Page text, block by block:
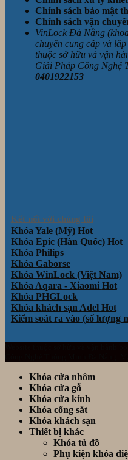
Chính sách bảo mật
Chính sách vận
VinLock Đà Nẵng
chuyên cung cấp và
thuộc sở hữu và vận
Giải Pháp Công Nghệ
0401922153
Kết nối với chúng tôi
Khóa Yale (Mỹ)
Khóa Epic (Hàn Quốc)
Khóa Philips
Khóa Gaborse
Khóa WinLock (Việt Nam)
Khóa Aqara - Xiaomi
Khóa PHGLock
Khóa khách sạn Adel
Kiểm soát ra vào (số lượng
Khóa cửa nhôm
Khóa cửa gỗ
Khóa cửa kính
Khóa cổng sắt
Khóa khách sạn
Thiết bị khác
Khóa tủ đồ
Phụ kiện khóa